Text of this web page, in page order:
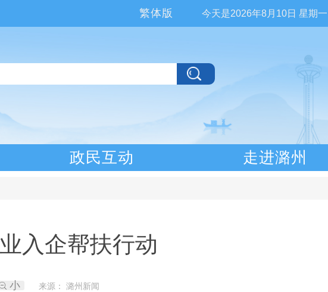
今天是2026年8月10日 星期一
繁体版
政民互动 走进潞州
入企帮扶行动
小 来源： 潞州新闻